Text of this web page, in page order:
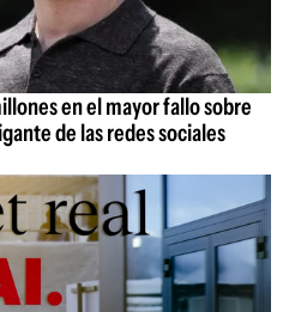
en el mayor fallo sobre
de las redes sociales